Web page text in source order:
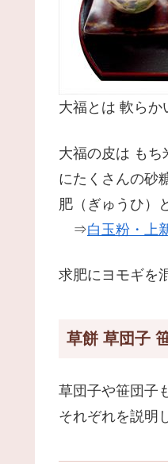
大福とは 軟らか
大福の皮は もち
にたくさんの砂
肥（ぎゅうひ）
⇒白玉粉・上
求肥にヨモギを
草餅 草団子
草団子や笹団子
それぞれを説明